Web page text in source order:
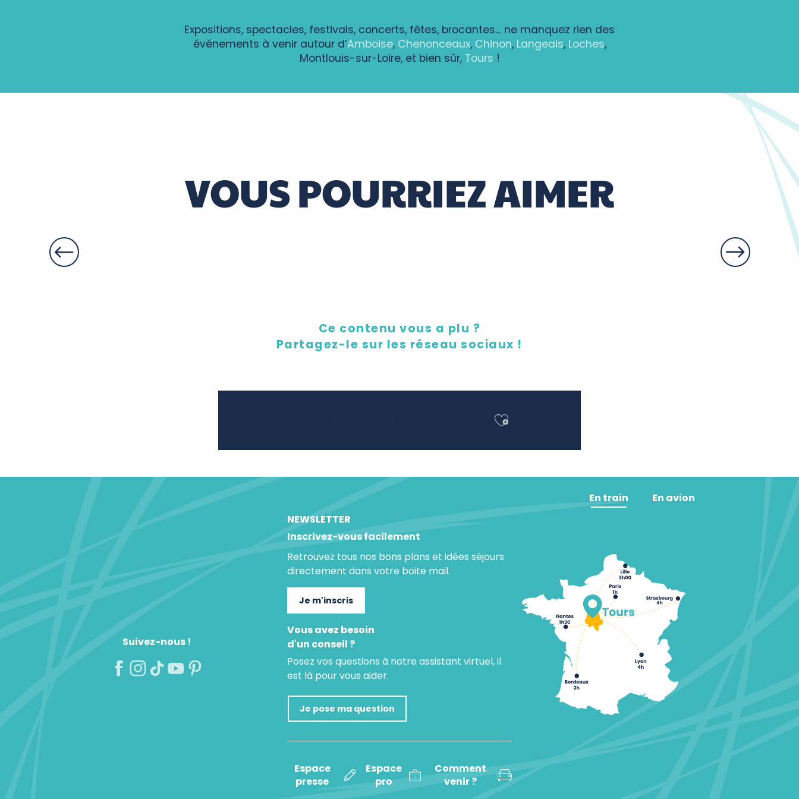
Expositions, spectacles, festivals, concerts, fêtes, brocantes… ne manquez rien des
événements à venir autour d’Amboise, Chenonceaux, Chinon, Langeais, Loches,
Montlouis-sur-Loire, et bien sûr, Tours !
Visite des étangs de Narbonne au fil des saisons
Atelier rivière sur la Loire - pêche au coup les pieds dans l'eau
VOUS POURRIEZ AIMER
Ce contenu vous a plu ?
Partagez-le sur les réseau sociaux !
Ajouter aux favoris
Suivez-nous !
NEWSLETTER
Inscrivez-vous facilement
Retrouvez tous nos bons plans et idées séjours
directement dans votre boite mail.
Je m'inscris
Vous avez besoin
d'un conseil ?
Posez vos questions à notre assistant virtuel, il
est là pour vous aider.
Je pose ma question
Espace
presse
Espace
pro
Comment
venir ?
En train En avion